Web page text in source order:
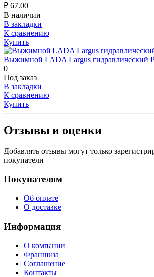
₽ 67.00
В наличии
В закладки
К сравнению
Купить
Выжимной LADA Largus гидравлический
0
Под заказ
В закладки
К сравнению
Купить
Отзывы и оценки
Добавлять отзывы могут только
покупатели
Покупателям
Об оплате
О доставке
Информация
О компании
Франшиза
Соглашение
Контакты